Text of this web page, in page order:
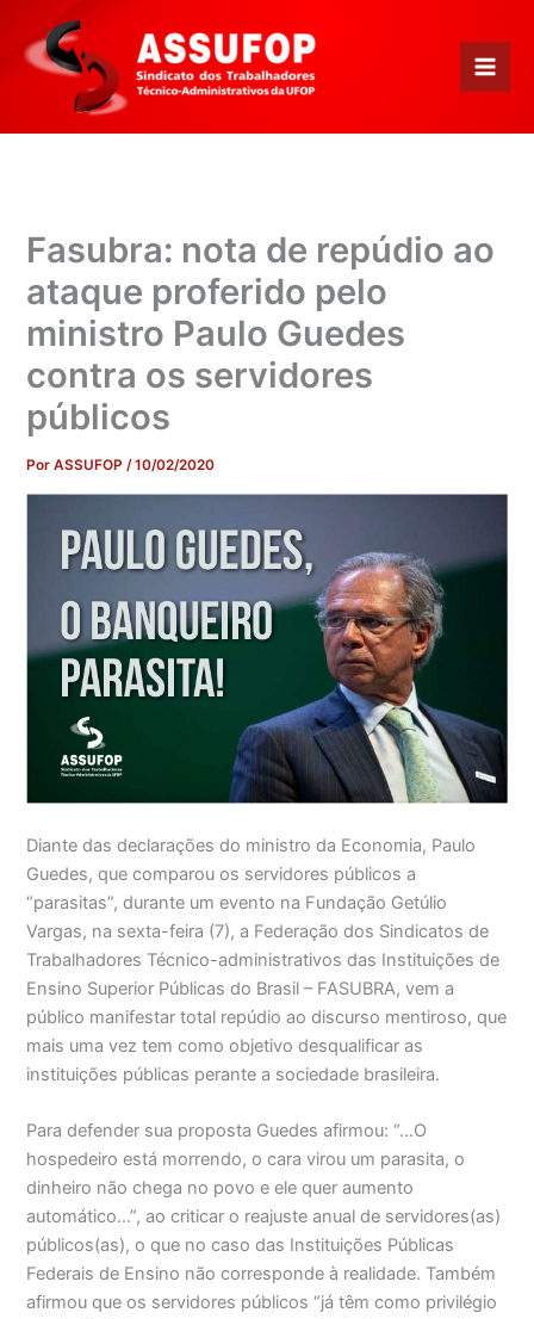
para
conteúdo
Fasubra: nota de repúdio ao
ataque proferido pelo
ministro Paulo Guedes
contra os servidores
públicos
PorASSUFOP/10/02/2020
Diante das declarações do ministro da Economia, Paulo
Guedes, que comparou os servidores públicos a
“parasitas”, durante um evento na Fundação Getúlio
Vargas, na sexta-feira (7), a Federação dos Sindicatos de
Trabalhadores Técnico-administrativos das Instituições de
Ensino Superior Públicas do Brasil – FASUBRA, vem a
público manifestar total repúdio ao discurso mentiroso, que
mais uma vez tem como objetivo desqualificar as
instituições públicas perante a sociedade brasileira.
Para defender sua proposta Guedes afirmou: “…O
hospedeiro está morrendo, o cara virou um parasita, o
dinheiro não chega no povo e ele quer aumento
automático…”, ao criticar o reajuste anual de servidores(as)
públicos(as), o que no caso das Instituições Públicas
Federais de Ensino não corresponde à realidade. Também
afirmou que os servidores públicos “já têm como privilégio